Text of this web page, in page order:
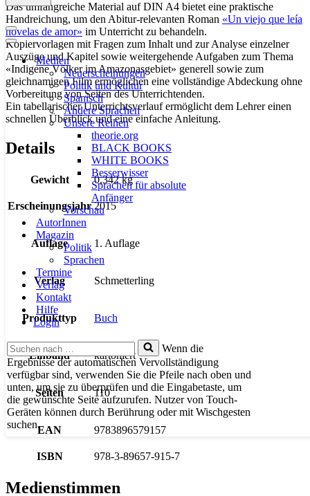
Navigationsmenü
Navigationsmenü
Medien
Neuerscheinungen
Politik und Kultur
Spanisch
Andere Sprachen
Unsere Reihen
theorie.org
BLACK BOOKS
WHITE BOOKS
Besserwisser
Sprachen für absolute
Anfänger
Vorschau
AutorInnen
Magazin
Politik
Sprachen
Termine
Verlag
Kontakt
Hilfe
Login
Suchen
nach …
Wenn die
Ergebnisse der automatischen Vervollständigung
verfügbar sind, verwenden Sie die Pfeile nach oben und
unten, um sie zu überprüfen und die Eingabetaste, um
die gewünschte Seite aufzurufen. Nutzer von Touch-
Geräten können durch Berührung oder mit Wischgesten
suchen.
Das umfangreiche Material auf DIN A4 bietet eine praktische
Handreichung, um den Abitur-relevanten Roman «Un viejo que leía
novelas de amor» im Unterricht zu behandeln.
Kopiervorlagen mit Fragen zum Inhalt und zur Analyse einzelner
Auszüge und Kapitel sowie weitergehende Aufgaben zum Thema
«Indigene Völker im Amazonasgebiet» generell sowie zum
gleichnamigen Film ermöglichen eine vollständige Abdeckung ohne
Vorbereitung von Seiten des Unterrichtenden.
Ein tabellarischer Unterrichtsverlauf ermöglicht dem Lehrer einen
schnellen Überblick und eine einfache Anleitung.
Details
Gewicht 0,342 kg
Erscheinungsjahr 2015
Auflage 1. Auflage
Verlag Schmetterling
Produkttyp Buch
Einband kartoniert
Seiten 110
EAN 9783896579157
ISBN 978-3-89657-915-7
Medienstimmen